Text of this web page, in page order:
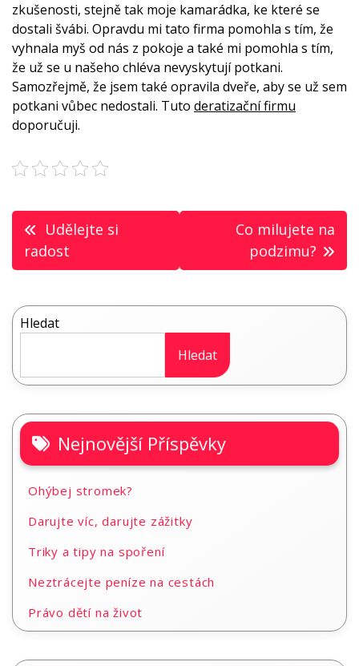
zkušenosti, stejně tak moje kamarádka, ke které se
dostali švábi. Opravdu mi tato firma pomohla s tím, že
vyhnala myš od nás z pokoje a také mi pomohla s tím,
že už se u našeho chléva nevyskytují potkani.
Samozřejmě, že jsem také opravila dveře, aby se už sem
potkani vůbec nedostali. Tuto deratizační firmu
doporučuji.
Navigace
pro
Udělejte si
radost
Co milujete na
podzimu?
Hledat
Hledat
Nejnovější Příspěvky
Ohýbej stromek?
Darujte víc, darujte zážitky
Triky a tipy na spoření
Neztrácejte peníze na cestách
Právo dětí na život